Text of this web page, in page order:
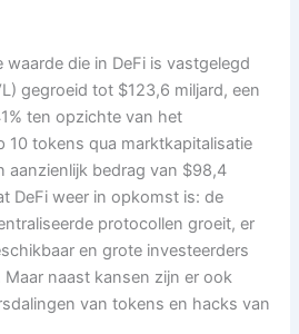
die in DeFi is vastgelegd
gegroeid tot $123,6 miljard, een
ten opzichte van het
10 tokens qua marktkapitalisatie
aanzienlijk bedrag van $98,4
DeFi weer in opkomst is: de
protocollen groeit, er
en grote investeerders
Maar naast kansen zijn er ook
van tokens en hacks van